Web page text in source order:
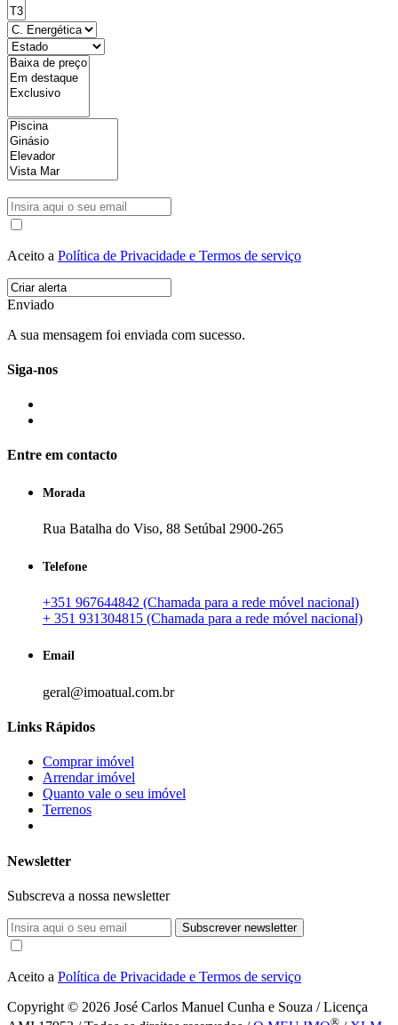
Aceito a Política de Privacidade e Termos de serviço
Enviado
A sua mensagem foi enviada com sucesso.
Siga-nos
Entre em contacto
Morada
Rua Batalha do Viso, 88 Setúbal 2900-265
Telefone
+351 967644842 (Chamada para a rede móvel nacional)
+ 351 931304815 (Chamada para a rede móvel nacional)
Email
geral@imoatual.com.br
Links Rápidos
Comprar imóvel
Arrendar imóvel
Quanto vale o seu imóvel
Terrenos
Newsletter
Subscreva a nossa newsletter
Subscrever newsletter
Aceito a Política de Privacidade e Termos de serviço
Copyright © 2026 José Carlos Manuel Cunha e Souza / Licença
®